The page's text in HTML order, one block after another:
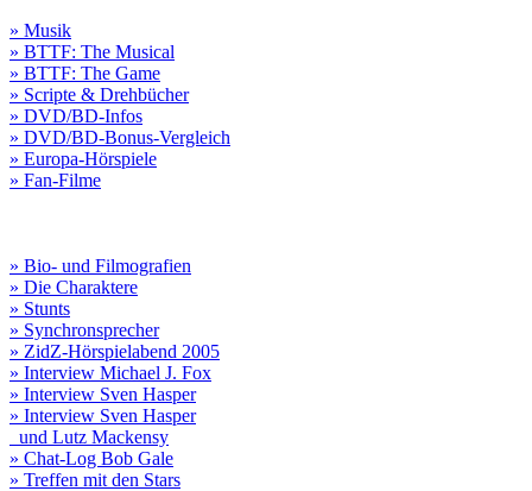
» Musik
» BTTF: The Musical
» BTTF: The Game
» Scripte & Drehbücher
» DVD/BD-Infos
» DVD/BD-Bonus-Vergleich
» Europa-Hörspiele
» Fan-Filme
» Bio- und Filmografien
» Die Charaktere
» Stunts
» Synchronsprecher
» ZidZ-Hörspielabend 2005
» Interview Michael J. Fox
» Interview Sven Hasper
» Interview Sven Hasper
und Lutz Mackensy
» Chat-Log Bob Gale
» Treffen mit den Stars